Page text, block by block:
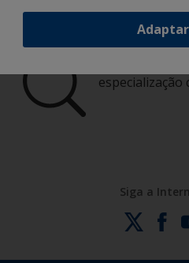
especialização
Siga a